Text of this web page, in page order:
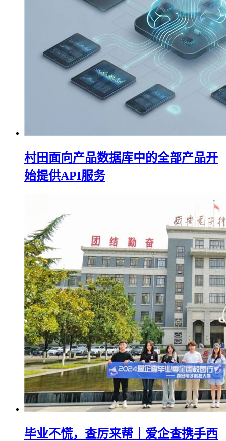
村田面向产品数据库中的全部产品开
始提供API服务
毕业不慌，查厉来帮｜爱企查携手西